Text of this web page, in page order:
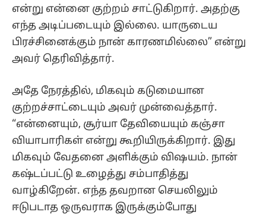
என்று என்னை குற்றம் சாட்டுகிறார். அதற்கு
எந்த அடிப்படையும் இல்லை. யாருடைய
பிரச்சினைக்கும் நான் காரணமில்லை” என்று
அவர் தெரிவித்தார்.
அதே நேரத்தில், மிகவும் கடுமையான
குற்றச்சாட்டையும் அவர் முன்வைத்தார்.
“என்னையும், சூர்யா தேவியையும் கஞ்சா
வியாபாரிகள் என்று கூறியிருக்கிறார். இது
மிகவும் வேதனை அளிக்கும் விஷயம். நான்
கஷ்டப்பட்டு உழைத்து சம்பாதித்து
வாழ்கிறேன். எந்த தவறான செயலிலும்
ஈடுபடாத ஒருவராக இருக்கும்போது